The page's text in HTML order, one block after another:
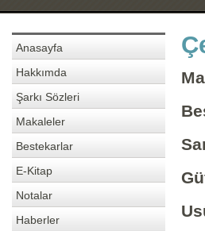
Anasayfa
Hakkımda
Şarkı Sözleri
Makaleler
Bestekarlar
E-Kitap
Notalar
Haberler